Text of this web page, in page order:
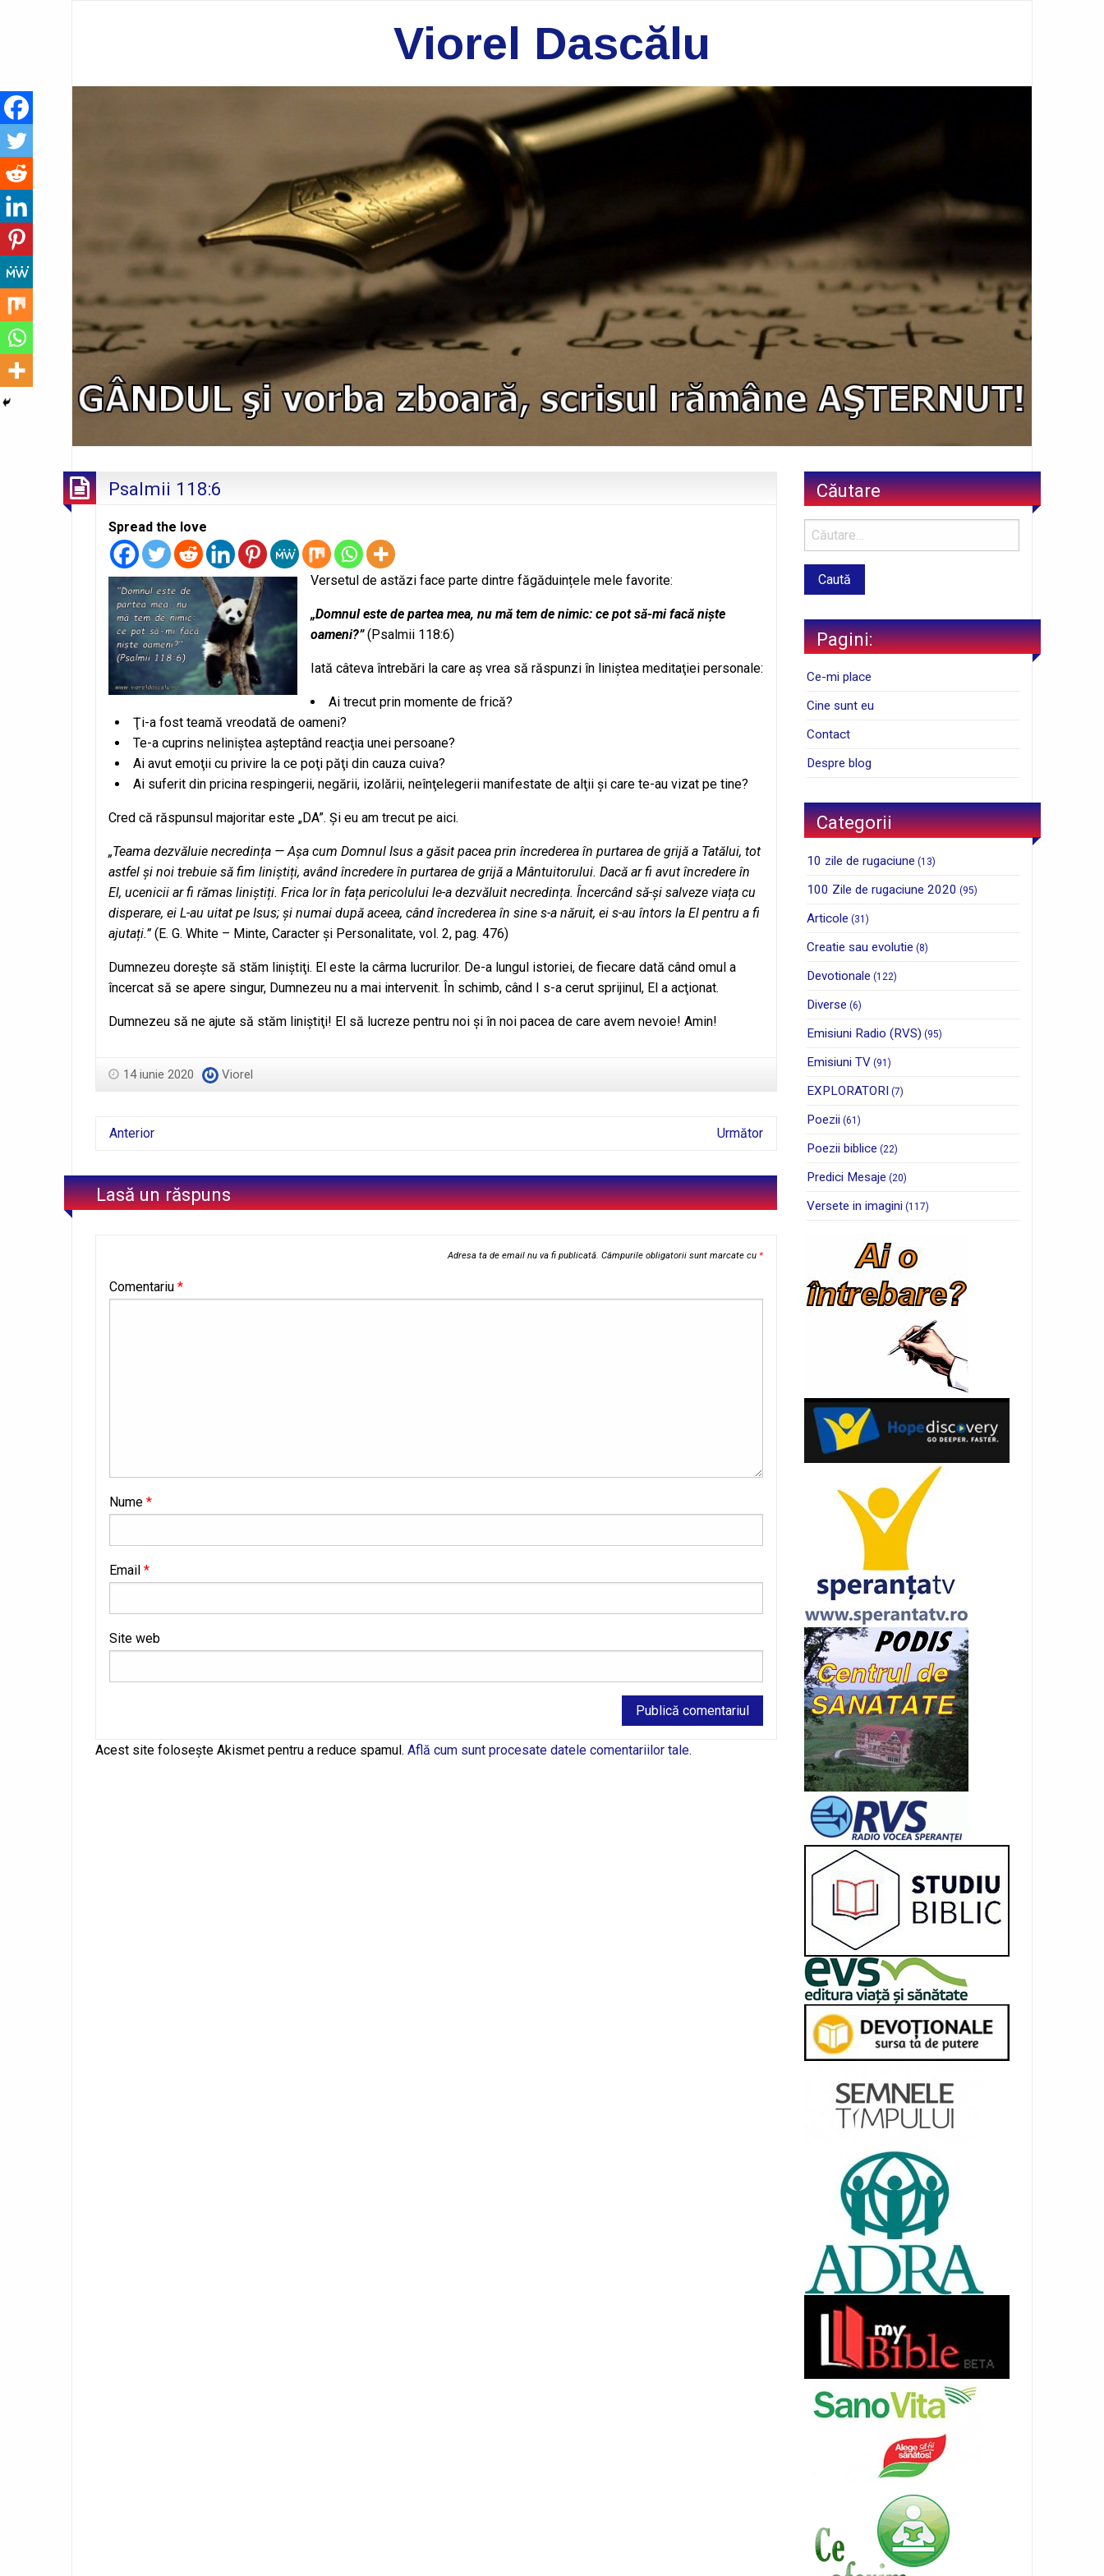
Viorel Dascălu
Psalmii 118:6
Spread the love
Versetul de astăzi face parte dintre făgăduințele mele favorite:
„Domnul este de partea mea, nu mă tem de nimic: ce pot să-mi facă niște
oameni?”(Psalmii 118:6)
Iată câteva întrebări la care aş vrea să răspunzi în liniştea meditaţiei personale:
Ai trecut prin momente de frică?
Ţi-a fost teamă vreodată de oameni?
Te-a cuprins neliniştea aşteptând reacţia unei persoane?
Ai avut emoţii cu privire la ce poţi păţi din cauza cuiva?
Ai suferit din pricina respingerii, negării, izolării, neînţelegerii manifestate de alţii şi care te-au vizat pe tine?
Cred că răspunsul majoritar este „DA”. Şi eu am trecut pe aici.
„Teama dezvăluie necredința — Așa cum Domnul Isus a găsit pacea prin încrederea în purtarea de grijă a Tatălui, tot
astfel și noi trebuie să fim liniștiți, având încredere în purtarea de grijă a Mântuitorului. Dacă ar fi avut încredere în
El, ucenicii ar fi rămas liniștiți. Frica lor în fața pericolului le-a dezvăluit necredința. Încercând să-și salveze viața cu
disperare, ei L-au uitat pe Isus; și numai după aceea, când încrederea în sine s-a năruit, ei s-au întors la El pentru a fi
ajutați.”(E. G. White – Minte, Caracter şi Personalitate, vol. 2, pag. 476)
Dumnezeu doreşte să stăm liniştiţi. El este la cârma lucrurilor. De-a lungul istoriei, de fiecare dată când omul a
încercat să se apere singur, Dumnezeu nu a mai intervenit. În schimb, când I s-a cerut sprijinul, El a acţionat.
Dumnezeu să ne ajute să stăm liniştiţi! El să lucreze pentru noi şi în noi pacea de care avem nevoie! Amin!
14 iunie 2020 Viorel
Anterior Următor
Lasă un răspuns
Adresa ta de email nu va fi publicată. Câmpurile obligatorii sunt marcate cu *
Comentariu *
Nume *
Email *
Site web
Alternative:
Acest site folosește Akismet pentru a reduce spamul. Află cum sunt procesate datele comentariilor tale.
Căutare
Pagini:
Ce-mi place
Cine sunt eu
Contact
Despre blog
Categorii
10 zile de rugaciune (13)
100 Zile de rugaciune 2020 (95)
Articole (31)
Creatie sau evolutie (8)
Devotionale (122)
Diverse (6)
Emisiuni Radio (RVS) (95)
Emisiuni TV (91)
EXPLORATORI (7)
Poezii (61)
Poezii biblice (22)
Predici Mesaje (20)
Versete in imagini (117)